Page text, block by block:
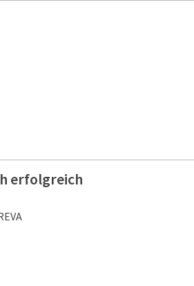
erfolgreich